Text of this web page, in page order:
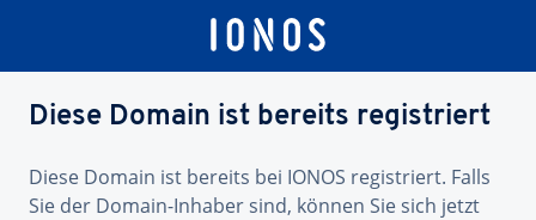
Diese Domain ist bereits registriert
Diese Domain ist bereits bei IONOS registriert. Falls
Sie der Domain-Inhaber sind, können Sie sich jetzt